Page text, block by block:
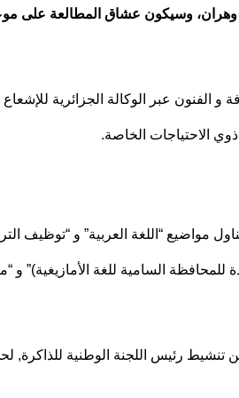
وهران، وسيكون عشاق المطالعة
الاحتياجات الخاصة.
مواضيع “اللغة العربية” و “توظيف
السامية للغة الأمازيغية)” و
رئيس اللجنة الوطنية للذاكرة,